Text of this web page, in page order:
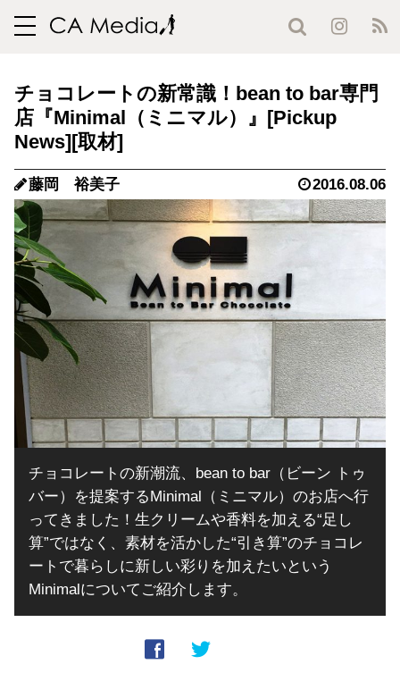
toggle
チョコレートの新常識！bean to bar専門
店『Minimal（ミニマル）』
藤岡 裕美子 2016.08.06
チョコレートの新潮流、bean to bar（ビーン トゥ
バー）を提案するMinimal（ミニマル）のお店へ行
ってきました！生クリームや香料を加える“足し
算”ではなく、素材を活かした“引き算”のチョコレ
ートで暮らしに新しい彩りを加えたいという
Minimalについてご紹介します。